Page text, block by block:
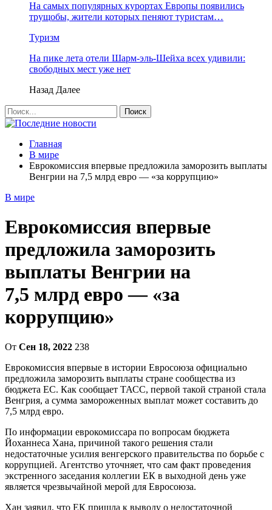
На самых популярных курортах Европы появились
трущобы, жители которых пеняют туристам…
Туризм
На пике лета отели Шарм-эль-Шейха всех удивили:
свободных мест уже нет
Назад Далее
Главная
В мире
Еврокомиссия впервые предложила заморозить выплаты
Венгрии на 7,5 млрд евро — «за коррупцию»
В мире
Еврокомиссия впервые
предложила заморозить
выплаты Венгрии на
7,5 млрд евро — «за
коррупцию»
От Сен 18, 2022 238
Еврокомиссия впервые в истории Евросоюза официально
предложила заморозить выплаты стране сообщества из
бюджета ЕС. Как сообщает ТАСС, первой такой страной стала
Венгрия, а сумма замороженных выплат может составить до
7,5 млрд евро.
По информации еврокомиссара по вопросам бюджета
Йоханнеса Хана, причиной такого решения стали
недостаточные усилия венгерского правительства по борьбе с
коррупцией. Агентство уточняет, что сам факт проведения
экстренного заседания коллегии ЕК в выходной день уже
является чрезвычайной мерой для Евросоюза.
Хан заявил, что ЕК пришла к выводу о недостаточной